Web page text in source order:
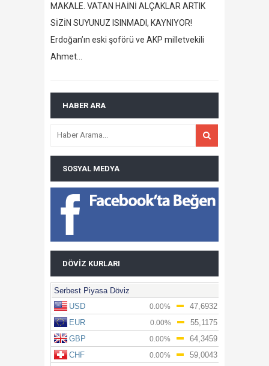
MAKALE. VATAN HAİNİ ALÇAKLAR ARTIK
SİZİN SUYUNUZ ISINMADI, KAYNIYOR!
Erdoğan’ın eski şoförü ve AKP milletvekili
Ahmet…
HABER ARA
SOSYAL MEDYA
DÖVIZ KURLARI